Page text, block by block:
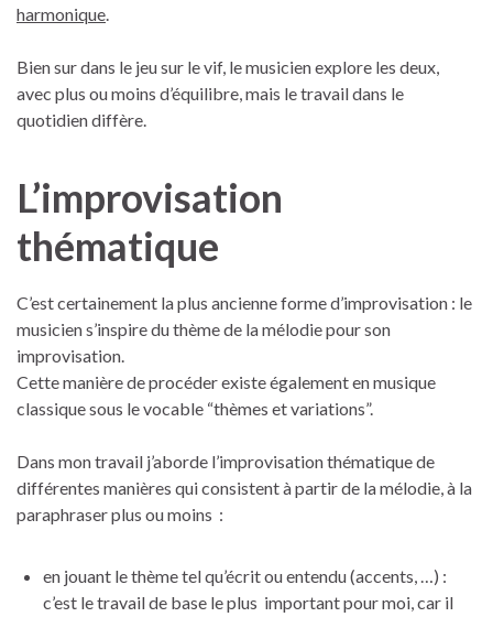
harmonique.
Bien sur dans le jeu sur le vif, le musicien explore les deux,
avec plus ou moins d’équilibre, mais le travail dans le
quotidien diffère.
L’improvisation
thématique
C’est certainement la plus ancienne forme d’improvisation : le
musicien s’inspire du thème de la mélodie pour son
improvisation.
Cette manière de procéder existe également en musique
classique sous le vocable “thèmes et variations”.
Dans mon travail j’aborde l’improvisation thématique de
différentes manières qui consistent à partir de la mélodie, à la
paraphraser plus ou moins :
en jouant le thème tel qu’écrit ou entendu (accents, …) :
c’est le travail de base le plus important pour moi, car il